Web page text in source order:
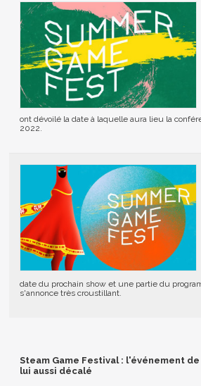
ont dévoilé la date à laquelle aura lieu la
2022.
date du prochain show et une partie du
s'annonce très croustillant.
Steam Game Festival : l'événement
lui aussi décalé